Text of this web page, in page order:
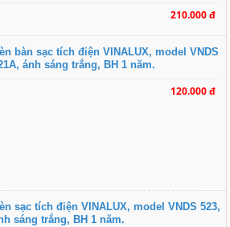
210.000 đ
bàn sạc tích điện VINALUX, model VNDS
ánh sáng trắng, BH 1 năm.
120.000 đ
sạc tích điện VINALUX, model VNDS 523,
sáng trắng, BH 1 năm.